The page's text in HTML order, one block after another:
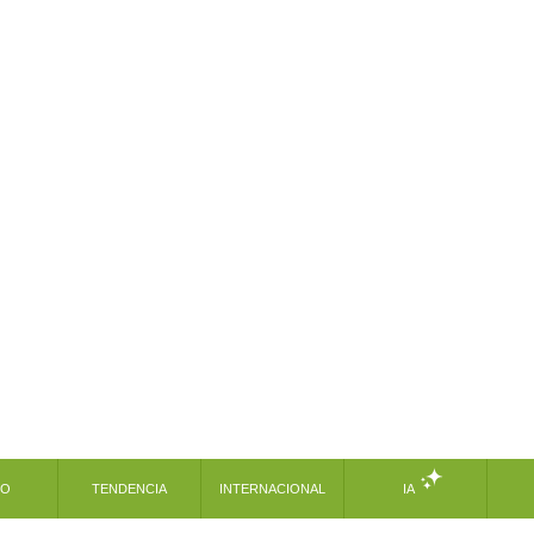
TENDENCIA INTERNACIONAL IA